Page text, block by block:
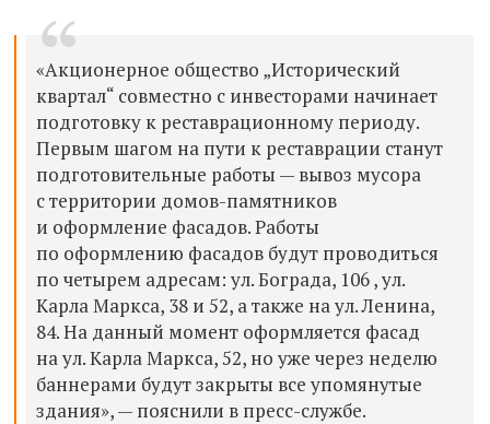
«Акционерное общество „Исторический
квартал“ совместно с инвесторами начинает
подготовку к реставрационному периоду.
Первым шагом на пути к реставрации станут
подготовительные работы — вывоз мусора
с территории домов-памятников
и оформление фасадов. Работы
по оформлению фасадов будут проводиться
по четырем адресам: ул. Бограда, 106 , ул.
Карла Маркса, 38 и 52, а также на ул. Ленина,
84. На данный момент оформляется фасад
на ул. Карла Маркса, 52, но уже через неделю
баннерами будут закрыты все упомянутые
здания», — пояснили в пресс-службе.